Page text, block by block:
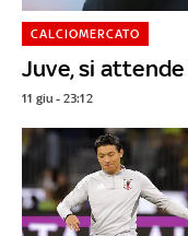
Juve, si
CALCIOMERCATO
11 giu - 23:12